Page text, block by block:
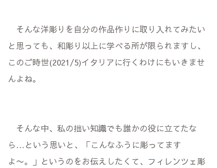
そんな洋彫りを自分の作品作りに取り入れてみたい
と思っても、和彫り以上に学べる所が限られますし、
このご時世(2021/5)イタリアに行くわけにもいきませ
んよね。
そんな中、私の拙い知識でも誰かの役に立てたな
ら…という思いと、「こんなふうに彫ってます
よ〜。」というのをお伝えしたくて、フィレンツェ彫